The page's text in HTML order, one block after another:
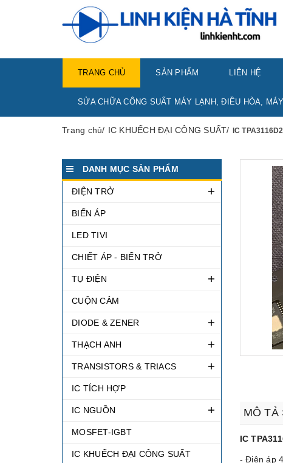
TRANG CHỦ SẢN PHẨM LIÊN HỆ
SỬA CHỮA CÔNG SUẤT MÁY LẠNH, ĐIỀU HÒA,
Trang chủ/ IC KHUẾCH ĐẠI CÔNG SUẤT/ IC
DANH MỤC SẢN PHẨM
ĐIỆN TRỞ
BIẾN ÁP
LED TIVI
CHIẾT ÁP - BIẾN TRỞ
TỤ ĐIỆN
CUỘN CẢM
DIODE & ZENER
THẠCH ANH
TRANSISTORS & TRIACS
IC TÍCH HỢP
IC NGUỒN
MOSFET-IGBT
IC KHUẾCH ĐẠI CÔNG SUẤT
MÔ TẢ
IC
- Điện áp